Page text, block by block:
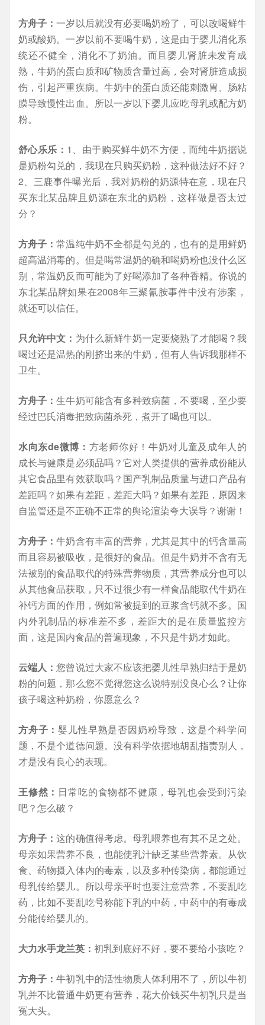
方舟子：一岁以后就没有必要喝奶粉了，可以改喝鲜牛
奶或酸奶。一岁以前不要喝牛奶，这是由于婴儿消化系
统还不健全，消化不了奶油。而且婴儿肾脏未发育成
熟，牛奶的蛋白质和矿物质含量过高，会对肾脏造成损
伤，引起严重疾病。牛奶中的蛋白质还能刺激胃、肠粘
膜导致慢性出血。所以一岁以下婴儿应吃母乳或配方奶
粉。
舒心乐乐： 1、由于购买鲜牛奶不方便，而纯牛奶据说
是奶粉勾兑的，我现在只购买奶粉，这种做法好不好？
2、三鹿事件曝光后，我对奶粉的奶源特在意，现在只
买东北某品牌且奶源在东北的奶粉，这样做是否太过
分？
方舟子：常温纯牛奶不全都是勾兑的，也有的是用鲜奶
超高温消毒的。但是喝常温奶的确和喝奶粉也没什么区
别，常温奶反而可能为了好喝添加了各种香精。你说的
东北某品牌如果在2008年三聚氰胺事件中没有涉案，
就还可以信任。
只允许中文： 为什么新鲜牛奶一定要烧熟了才能喝？我
喝过还是温热的刚挤出来的牛奶，但有人告诉我那样不
卫生。
方舟子：生牛奶可能含有多种致病菌，不要喝，至少要
经过巴氏消毒把致病菌杀死，煮开了喝也可以。
水向东de微博： 方老师你好！牛奶对儿童及成年人的
成长与健康是必须品吗？它对人类提供的营养成份能从
其它食品里有效获取吗？国产乳制品质量与进口产品有
差距吗？如果有差距，差距大吗？如果有差距，原因来
自监管还是不正确不正常的舆论渲染夸大误导？谢谢！
方舟子：牛奶含有丰富的营养，尤其是其中的钙含量高
而且容易被吸收，是很好的食品。但是牛奶并不含有无
法被别的食品取代的特殊营养物质，其营养成分也可以
从其他食品获取，只不过很少有一样食品能取代牛奶在
补钙方面的作用，例如常被提到的豆浆含钙就不多。国
内外乳制品的标准差不多，差距大的是在质量监控方
面，这是国内食品的普遍现象，不只是牛奶才如此。
云端人：您曾说过大家不应该把婴儿性早熟归结于是奶
粉的问题，那么您不觉得您这么说特别没良心么？让你
孩子喝这种奶粉，你愿意么？
方舟子：婴儿性早熟是否因奶粉导致，这是个科学问
题，不是个道德问题。没有科学依据地胡乱指责别人，
才是没有良心的表现。
王修然： 日常吃的食物都不健康，母乳也会受到污染
吧？怎么破？
方舟子：这的确值得考虑。母乳喂养也有其不足之处。
母亲如果营养不良，也能使乳汁缺乏某些营养素。从饮
食、药物摄入体内的毒素，以及多种传染病，都能通过
母乳传给婴儿。所以母亲平时也要注意营养，不要乱吃
药，比如不要乱吃号称能下乳的中药，中药中的有毒成
分能传给婴儿的。
大力水手龙兰英： 初乳到底好不好，要不要给小孩吃？
方舟子：牛初乳中的活性物质人体利用不了，所以牛初
乳并不比普通牛奶更有营养，花大价钱买牛初乳只是当
冤大头。